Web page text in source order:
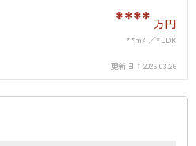
**** 万円
**m² *LDK
更新日： 2026.03.26